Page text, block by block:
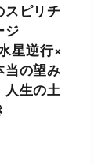
スピリチ
ジ
星逆行×
の望み
人生の土